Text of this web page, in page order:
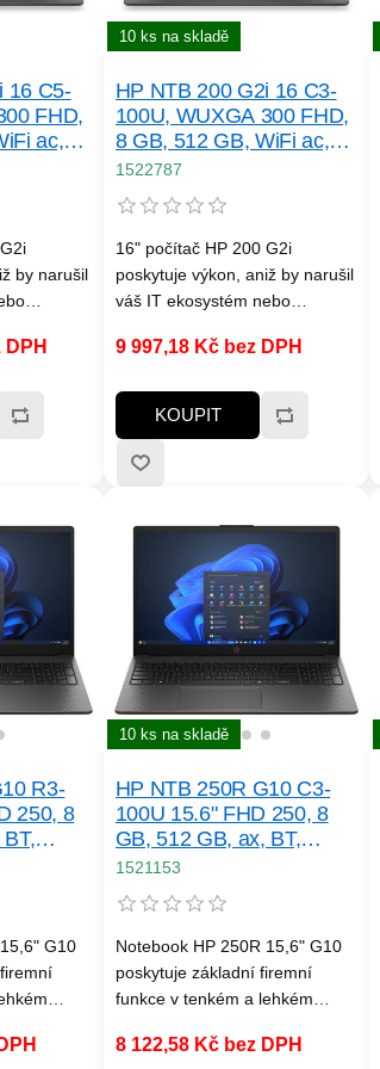
16 C5-
FHD,
ac,
by narušil
a
týmů.
DPH
10 ks na skladě
HP NTB 200 G2i 16 C3-
100U, WUXGA 300 FHD,
8 GB, 512 GB, WiFi ac,
BT, bez adapteru,
1522787
16" počítač HP 200 G2i
poskytuje výkon, aniž by narušil
váš IT ekosystém nebo
zařízení s nejnovějšími
zapadne do vaší infrastruktury
díky firemnímu zabezpečení,
flexibilním konfiguracím a
působivému obrazu, které
angažovanost hybridních týmů.
9 997,18 Kč bez DPH
KOUPIT
R3-
250, 8
G10
sebou.
10 ks na skladě
HP NTB 250R G10 C3-
100U 15.6" FHD 250, 8
GB, 512 GB, ax, BT,
Win11Home
1521153
Notebook HP 250R 15,6" G10
poskytuje základní firemní
funkce v tenkém a lehkém
snadno vzít kamkoli s sebou.
8 122,58 Kč bez DPH